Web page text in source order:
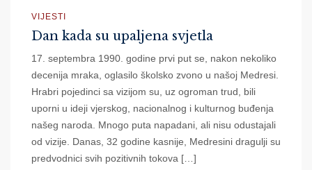
VIJESTI
Dan kada su upaljena svjetla
17. septembra 1990. godine prvi put se, nakon nekoliko
decenija mraka, oglasilo školsko zvono u našoj Medresi.
Hrabri pojedinci sa vizijom su, uz ogroman trud, bili
uporni u ideji vjerskog, nacionalnog i kulturnog buđenja
našeg naroda. Mnogo puta napadani, ali nisu odustajali
od vizije. Danas, 32 godine kasnije, Medresini dragulji su
predvodnici svih pozitivnih tokova […]